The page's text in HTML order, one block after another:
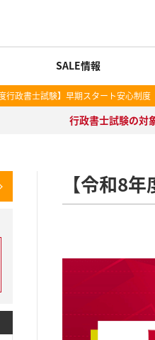
SALE情報
政書士試験】早期スタート安心制度
行政書士試験の対
【令和8